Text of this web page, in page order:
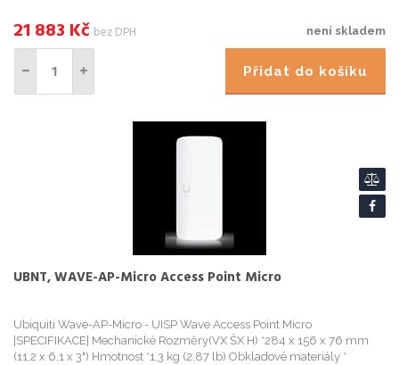
není skladem
21 883 Kč bez DPH
Přidat do košíku
UBNT, WAVE-AP-Micro Access Point Micro
Ubiquiti Wave-AP-Micro - UISP Wave Access Point Micro
|SPECIFIKACE| Mechanické Rozměry(VX ŠX H) *284 x 156 x 76 mm
(11,2 x 6,1 x 3") Hmotnost *1,3 kg (2,87 lb) Obkladové materiály *